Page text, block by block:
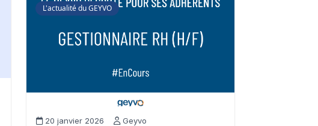
L'actualité du GEYVO
20 janvier 2026 Geyvo